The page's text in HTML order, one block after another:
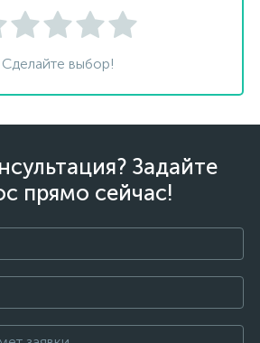
Сделайте выбор!
Задайте
прямо сейчас!